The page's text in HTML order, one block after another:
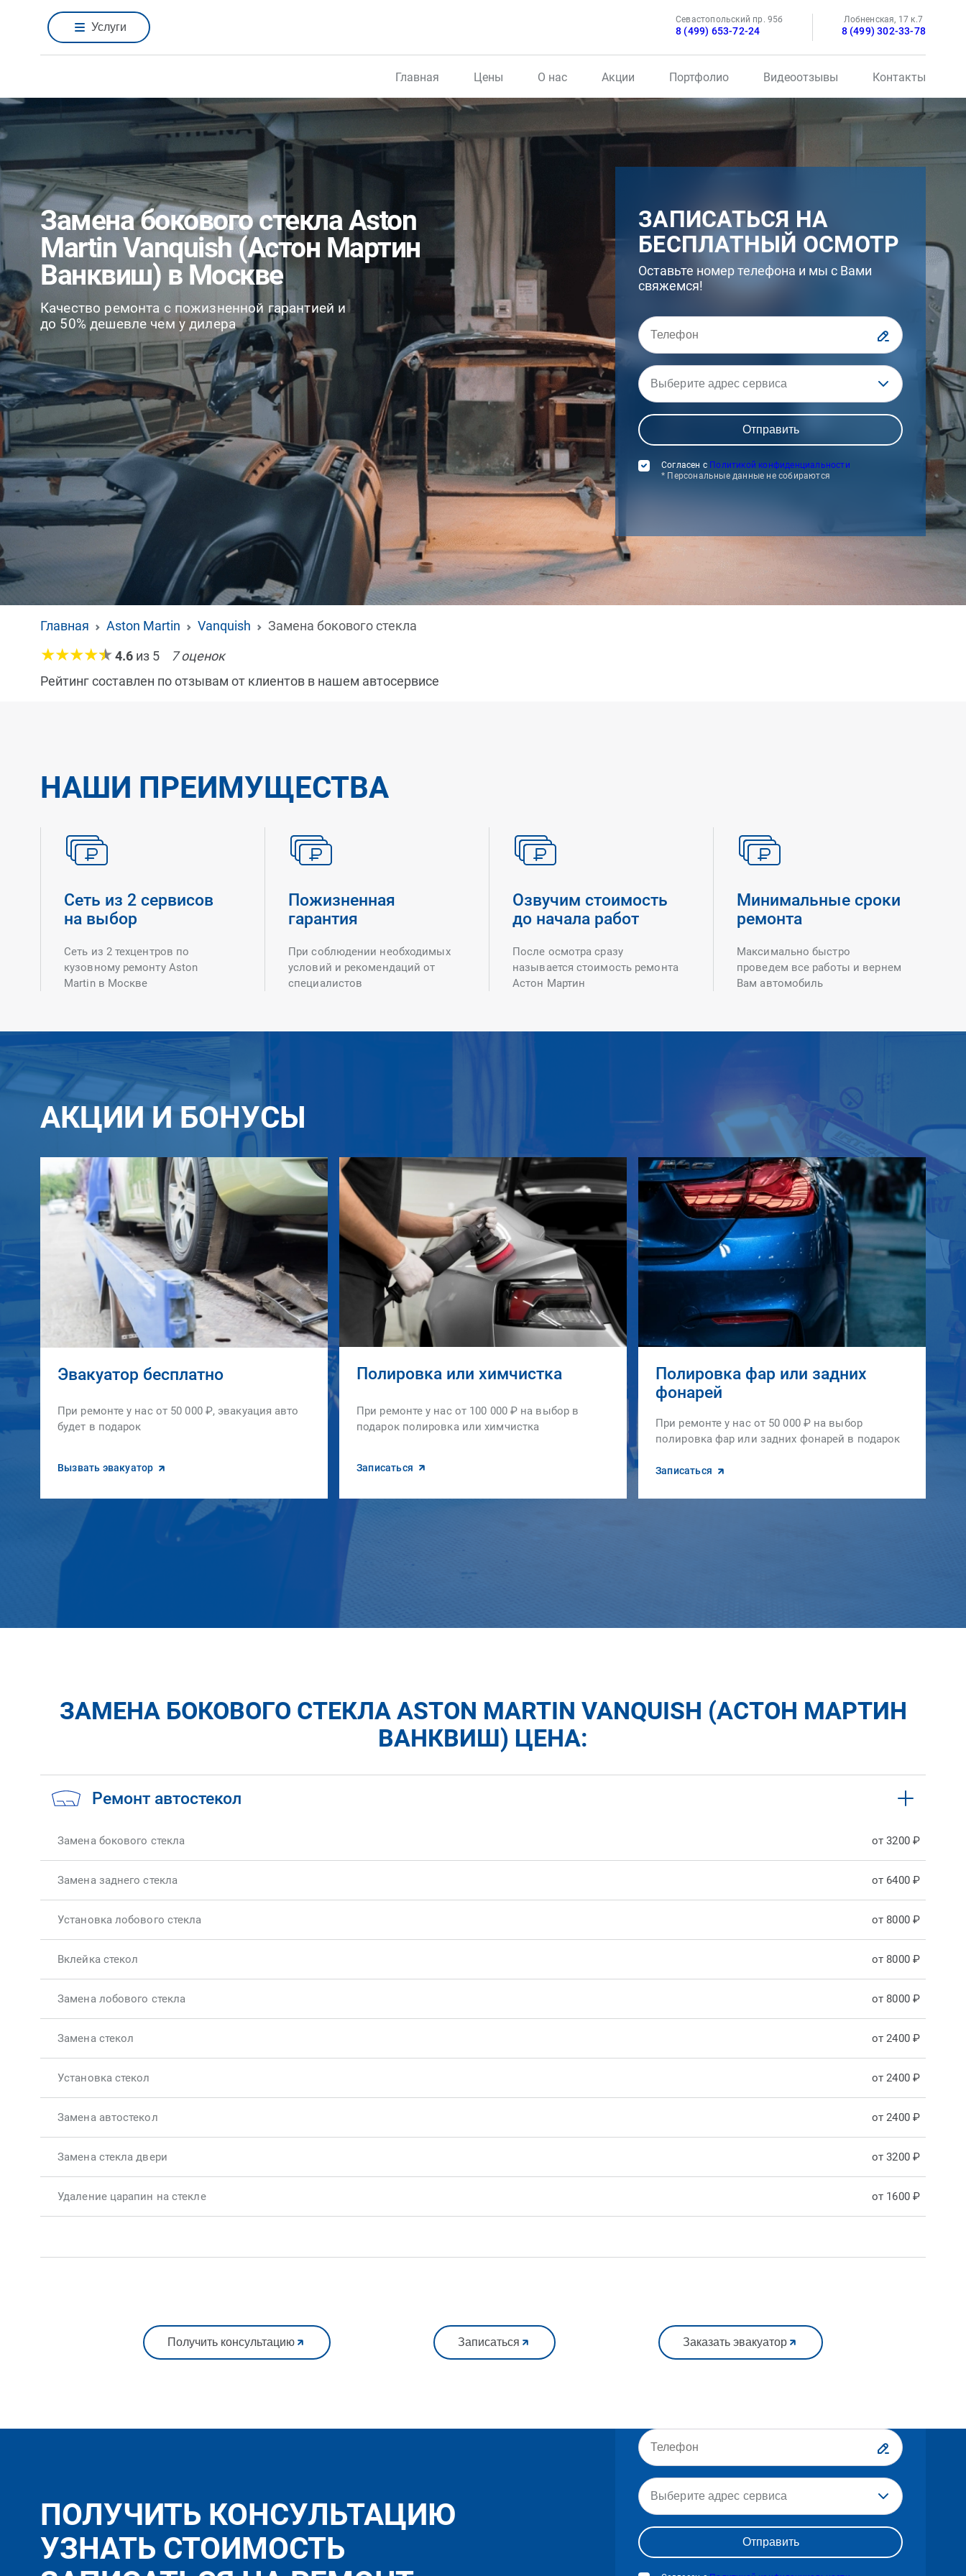
Услуги
Севастопольский пр. 95б
8 (499) 653-72-24
Лобненская, 17 к.7
8 (499) 302-33-78
Главная Цены О нас Акции Портфолио Видеоотзывы Контакты
Замена бокового стекла Aston
Martin Vanquish (Астон Мартин
Ванквиш) в Москве
Качество ремонта с пожизненной гарантией и
до 50% дешевле чем у дилера
ЗАПИСАТЬСЯ НА
БЕСПЛАТНЫЙ ОСМОТР
Оставьте номер телефона и мы с Вами
свяжемся!
Выберите адрес сервиса
Согласен с Политикой конфиденциальности
* Персональные данные не собираются
Главная Aston Martin Vanquish
Замена бокового стекла
4.6 из 5 7оценок
Рейтинг составлен по отзывам от клиентов в нашем автосервисе
НАШИ ПРЕИМУЩЕСТВА
Сеть из 2 сервисов
на выбор
Сеть из 2 техцентров по
кузовному ремонту Aston
Martin в Москве
Пожизненная
гарантия
При соблюдении необходимых
условий и рекомендаций от
специалистов
Озвучим стоимость
до начала работ
После осмотра сразу
называется стоимость ремонта
Астон Мартин
Минимальные сроки
ремонта
Максимально быстро
проведем все работы и вернем
Вам автомобиль
АКЦИИ И БОНУСЫ
Эвакуатор бесплатно
При ремонте у нас от 50 000 ₽, эвакуация авто
будет в подарок
Вызвать эвакуатор
Полировка или химчистка
При ремонте у нас от 100 000 ₽ на выбор в
подарок полировка или химчистка
Записаться
Полировка фар или задних
фонарей
При ремонте у нас от 50 000 ₽ на выбор
полировка фар или задних фонарей в подарок
Записаться
ЗАМЕНА БОКОВОГО СТЕКЛА ASTON MARTIN VANQUISH (АСТОН МАРТИН
ВАНКВИШ) ЦЕНА:
Ремонт автостекол
Замена бокового стекла от 3200 ₽
Замена заднего стекла от 6400 ₽
Установка лобового стекла от 8000 ₽
Вклейка стекол от 8000 ₽
Замена лобового стекла от 8000 ₽
Замена стекол от 2400 ₽
Установка стекол от 2400 ₽
Замена автостекол от 2400 ₽
Замена стекла двери от 3200 ₽
Удаление царапин на стекле от 1600 ₽
Получить консультацию Записаться Заказать эвакуатор
ПОЛУЧИТЬ КОНСУЛЬТАЦИЮ
УЗНАТЬ СТОИМОСТЬ
Выберите адрес сервиса